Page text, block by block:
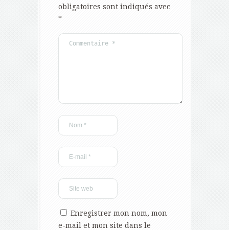
obligatoires sont indiqués avec
*
Enregistrer mon nom, mon
e-mail et mon site dans le